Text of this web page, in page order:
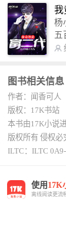
勾
尘
故
我
杨
五
书
呢？” “回杨总，开车太
机。” 从此，开启杨小天
敢
图书相关信息
作者：闻香可人
版权：17K书站
本书由17K小说
版权所有 侵权必
ILTC：ILTC
使用 17K
离线阅读更流